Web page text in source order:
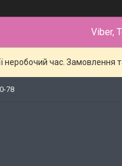
Viber,
неробочий час. Замовлення
78